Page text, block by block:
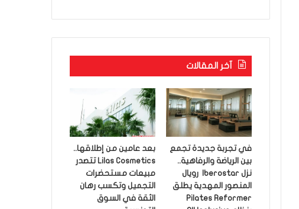
آخر المقالات
في تجربة جديدة تجمع
بين الرياضة والرفاهية..
نزل Iberostar رويال
المنصور المهدية يطلق
Pilates Reformer
بعد عامين من إطلاقها..
Lilas Cosmetics تتصدر
مبيعات مستحضرات
التجميل وتكسب رهان
الثقة في السوق